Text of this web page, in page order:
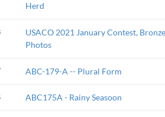
Herd
USACO 2021 January Contest,
Photos
ABC-179-A -- Plural Form
ABC175A - Rainy Seasoon